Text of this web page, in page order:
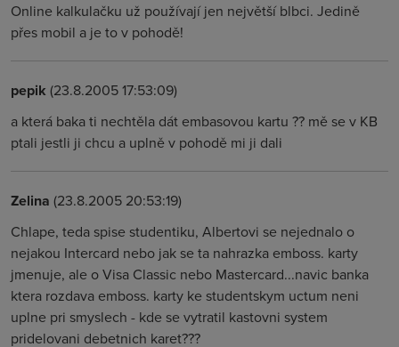
Online kalkulačku už používají jen největší blbci. Jedině
přes mobil a je to v pohodě!
pepik (23.8.2005 17:53:09)
a která baka ti nechtěla dát embasovou kartu ?? mě se v KB
ptali jestli ji chcu a uplně v pohodě mi ji dali
Zelina (23.8.2005 20:53:19)
Chlape, teda spise studentiku, Albertovi se nejednalo o
nejakou Intercard nebo jak se ta nahrazka emboss. karty
jmenuje, ale o Visa Classic nebo Mastercard...navic banka
ktera rozdava emboss. karty ke studentskym uctum neni
uplne pri smyslech - kde se vytratil kastovni system
pridelovani debetnich karet???